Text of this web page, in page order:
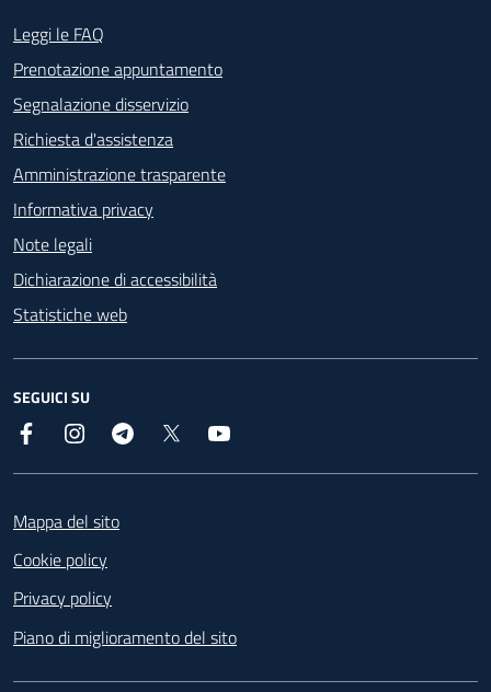
Footer - Contatti
Leggi le FAQ
Prenotazione appuntamento
Segnalazione disservizio
Richiesta d'assistenza
Amministrazione trasparente
Informativa privacy
Note legali
Dichiarazione di accessibilità
Statistiche web
SEGUICI SU
Facebook InstagramTelegram
Mappa del sito
Cookie policy
Privacy policy
Piano di miglioramento del sito